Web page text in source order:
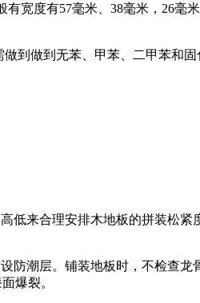
宽度有57毫米、38毫米，26毫
到做到无苯、甲苯、二甲苯和
低来合理安排木地板的拼装松紧
防潮层。铺装地板时，不检查龙
爆裂。